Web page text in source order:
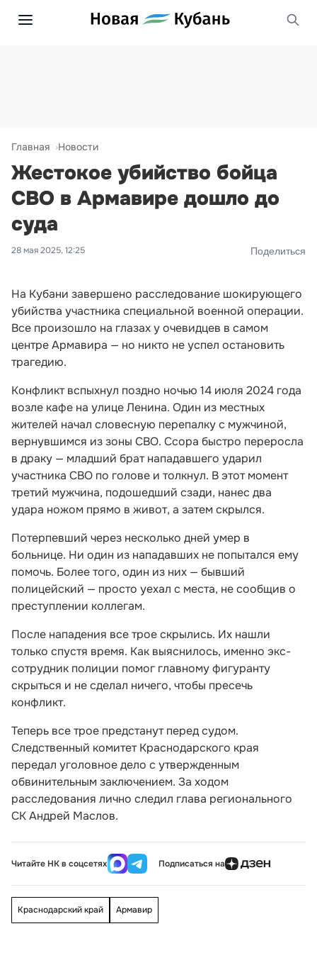
Главная Новости
Жестокое убийство бойца
СВО в Армавире дошло до
суда
28 мая 2025, 12:25 Поделиться
На Кубани завершено расследование шокирующего
убийства участника специальной военной операции.
Все произошло на глазах у очевидцев в самом
центре Армавира — но никто не успел остановить
трагедию.
Конфликт вспыхнул поздно ночью 14 июля 2024 года
возле кафе на улице Ленина. Один из местных
жителей начал словесную перепалку с мужчиной,
вернувшимся из зоны СВО. Ссора быстро переросла
в драку — младший брат нападавшего ударил
участника СВО по голове и толкнул. В этот момент
третий мужчина, подошедший сзади, нанес два
удара ножом прямо в живот, а затем скрылся.
Потерпевший через несколько дней умер в
больнице. Ни один из нападавших не попытался ему
помочь. Более того, один из них — бывший
полицейский — просто уехал с места, не сообщив о
преступлении коллегам.
После нападения все трое скрылись. Их нашли
только спустя время. Как выяснилось, именно экс-
сотрудник полиции помог главному фигуранту
скрыться и не сделал ничего, чтобы пресечь
конфликт.
Теперь все трое предстанут перед судом.
Следственный комитет Краснодарского края
передал уголовное дело с утвержденным
обвинительным заключением. За ходом
расследования лично следил глава регионального
СК Андрей Маслов.
Читайте НК в соцсетях Подписаться на
Краснодарский край Армавир